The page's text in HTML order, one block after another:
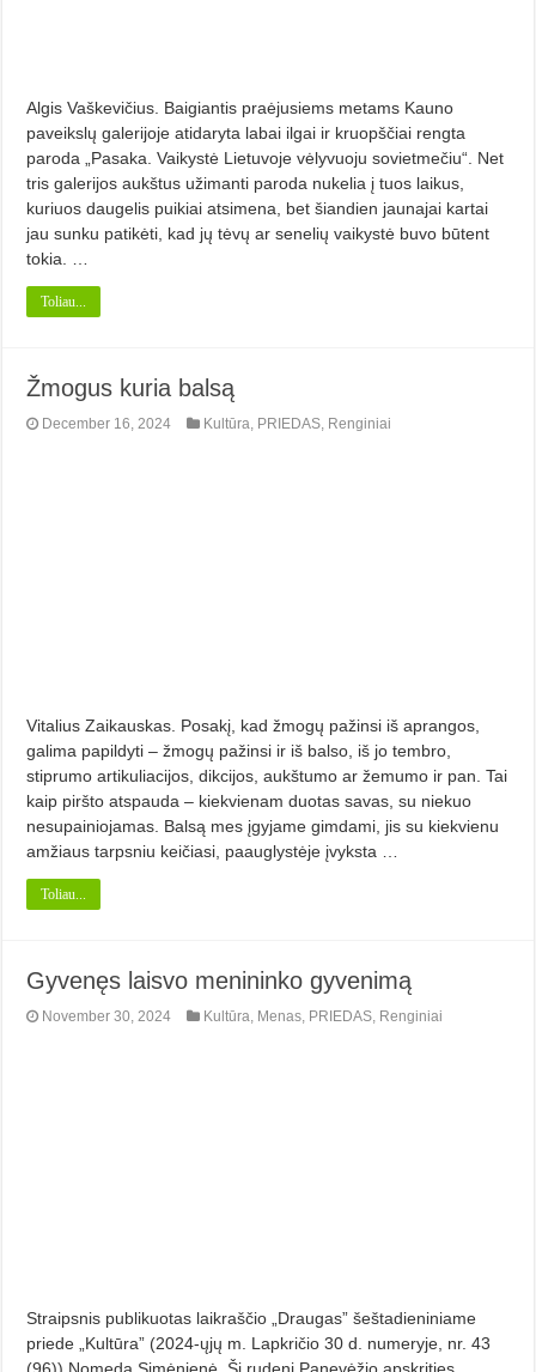
Algis Vaškevičius. Baigiantis praėjusiems metams Kauno
paveikslų galerijoje atidaryta labai ilgai ir kruopščiai rengta
paroda „Pasaka. Vaikystė Lietuvoje vėlyvuoju sovietmečiu“. Net
tris galerijos aukštus užimanti paroda nukelia į tuos laikus,
kuriuos daugelis puikiai atsimena, bet šiandien jaunajai kartai
jau sunku patikėti, kad jų tėvų ar senelių vaikystė buvo būtent
tokia. …
Toliau...
Žmogus kuria balsą
December 16, 2024 Kultūra, PRIEDAS, Renginiai
Vitalius Zaikauskas. Posakį, kad žmogų pažinsi iš aprangos,
galima papildyti – žmogų pažinsi ir iš balso, iš jo tembro,
stiprumo artikuliacijos, dikcijos, aukštumo ar žemumo ir pan. Tai
kaip piršto atspauda – kiekvienam duotas savas, su niekuo
nesupainiojamas. Balsą mes įgyjame gimdami, jis su kiekvienu
amžiaus tarpsniu keičiasi, paauglystėje įvyksta …
Toliau...
Gyvenęs laisvo menininko gyvenimą
November 30, 2024 Kultūra, Menas, PRIEDAS, Renginiai
Straipsnis publikuotas laikraščio „Draugas” šeštadieniniame
priede „Kultūra” (2024-ųjų m. Lapkričio 30 d. numeryje, nr. 43